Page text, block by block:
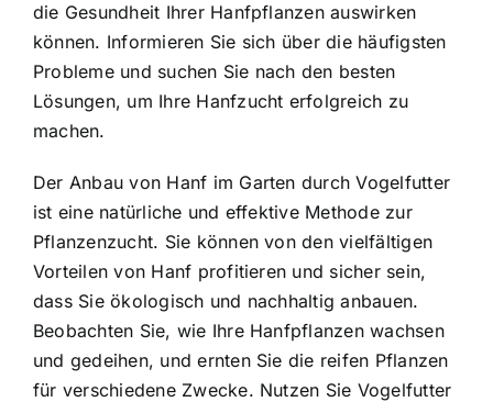
die Gesundheit Ihrer Hanfpflanzen auswirken
können. Informieren Sie sich über die häufigsten
Probleme und suchen Sie nach den besten
Lösungen, um Ihre Hanfzucht erfolgreich zu
machen.
Der Anbau von Hanf im Garten durch Vogelfutter
ist eine natürliche und effektive Methode zur
Pflanzenzucht. Sie können von den vielfältigen
Vorteilen von Hanf profitieren und sicher sein,
dass Sie ökologisch und nachhaltig anbauen.
Beobachten Sie, wie Ihre Hanfpflanzen wachsen
und gedeihen, und ernten Sie die reifen Pflanzen
für verschiedene Zwecke. Nutzen Sie Vogelfutter